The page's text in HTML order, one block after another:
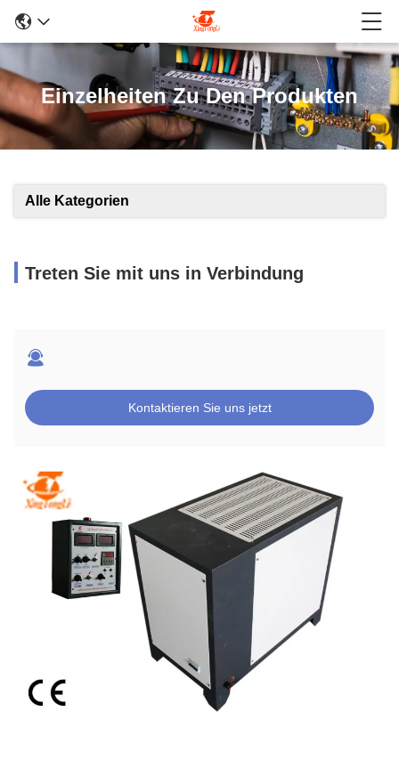
Einzelheiten Zu Den Produkten
Alle Kategorien
Treten Sie mit uns in Verbindung
Kontaktieren Sie uns jetzt